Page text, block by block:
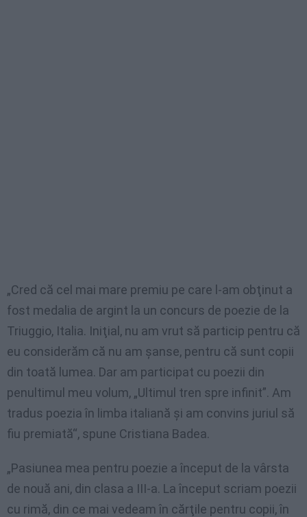
„Cred că cel mai mare premiu pe care l-am obţinut a
fost medalia de argint la un concurs de poezie de la
Triuggio, Italia. Iniţial, nu am vrut să particip pentru că
eu considerăm că nu am şanse, pentru că sunt copii
din toată lumea. Dar am participat cu poezii din
penultimul meu volum, „Ultimul tren spre infinit”. Am
tradus poezia în limba italiană şi am convins juriul să
fiu premiată“, spune Cristiana Badea.
„Pasiunea mea pentru poezie a început de la vârsta
de nouă ani, din clasa a III-a. La început scriam poezii
cu rimă, din ce mai vedeam în cărţile pentru copii, în